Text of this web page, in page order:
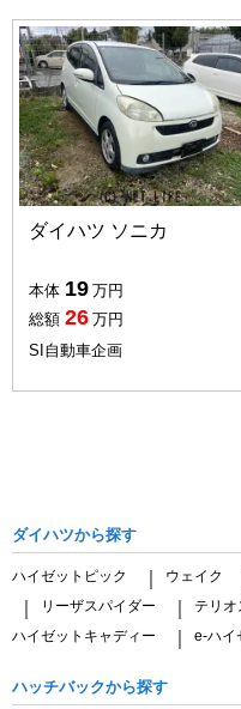
ダイハツ ソニカ
本体 19 万円
総額 26 万円
SI自動車企画
ダイハツから探す
ハイゼットピック ウェイク
リーザスパイダー テリオ
ハイゼットキャディー e-ハイ
ハッチバックから探す